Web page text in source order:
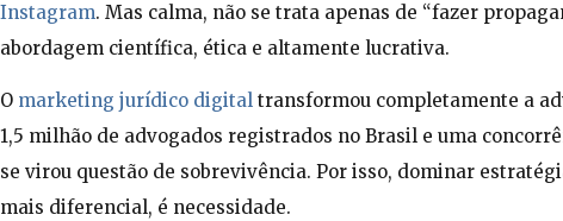
Instagram. Mas calma, não se trata apenas de “fazer
abordagem científica, ética e altamente lucrativa.
O marketing jurídico digital transformou completamente a
1,5 milhão de advogados registrados no Brasil e uma
se virou questão de sobrevivência. Por isso, dominar
mais diferencial, é necessidade.